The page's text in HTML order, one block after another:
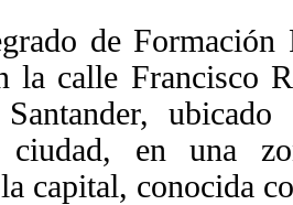
de
la calle Francisco
en una
capital, conocida